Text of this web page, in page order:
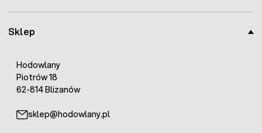
Sklep
Hodowlany
Piotrów 18
62-814 Blizanów
sklep@hodowlany.pl